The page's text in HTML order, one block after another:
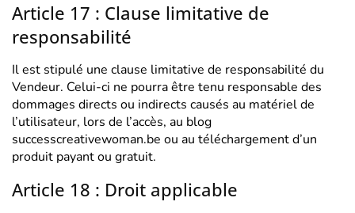
Article 17 : Clause limitative de
responsabilité
Il est stipulé une clause limitative de responsabilité du
Vendeur. Celui-ci ne pourra être tenu responsable des
dommages directs ou indirects causés au matériel de
l’utilisateur, lors de l’accès, au blog
successcreativewoman.be ou au téléchargement d’un
produit payant ou gratuit.
Article 18 : Droit applicable